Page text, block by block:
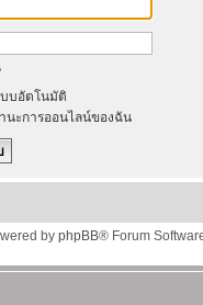
บบอัตโนมัติ
นะการออนไลน์ของฉัน
by phpBB® Forum